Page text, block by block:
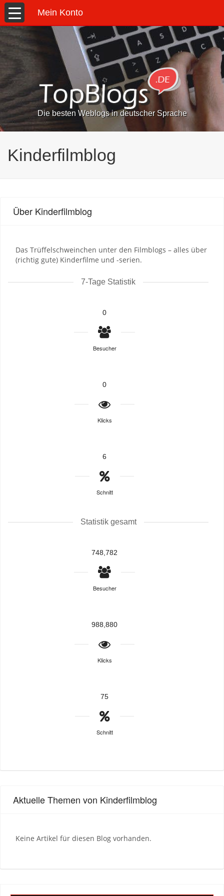
Mein Konto
Die besten Weblogs in deutscher Sprache
Kinderfilmblog
Über Kinderfilmblog
Das Trüffelschweinchen unter den Filmblogs – alles über
(richtig gute) Kinderfilme und -serien.
7-Tage Statistik
0
Besucher
0
Klicks
6
Schnitt
Statistik gesamt
748,782
Besucher
988,880
Klicks
75
Schnitt
Aktuelle Themen von Kinderfilmblog
Keine Artikel für diesen Blog vorhanden.